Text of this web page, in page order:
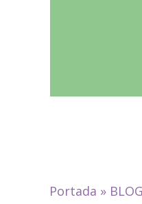
Portada »